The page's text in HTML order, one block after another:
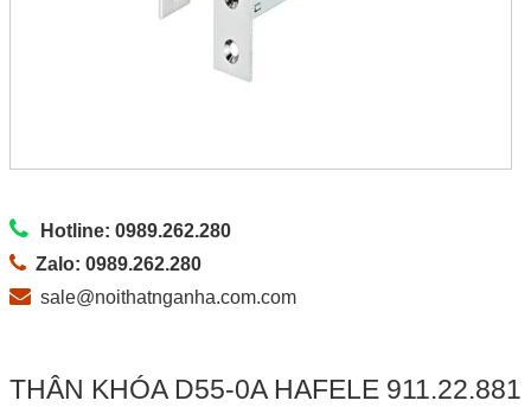
Hotline: 0989.262.280
Zalo: 0989.262.280
sale@noithatnganha.com.com
THÂN KHÓA D55-0A HAFELE 911.22.881